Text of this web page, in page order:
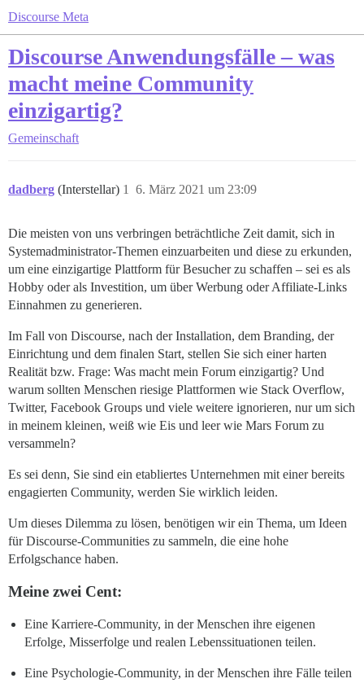
Discourse Meta
Discourse Anwendungsfälle – was
macht meine Community
einzigartig?
Gemeinschaft
dadberg (Interstellar) 6. März 2021 um 23:09
1
Die meisten von uns verbringen beträchtliche Zeit damit, sich in
Systemadministrator-Themen einzuarbeiten und diese zu erkunden,
um eine einzigartige Plattform für Besucher zu schaffen – sei es als
Hobby oder als Investition, um über Werbung oder Affiliate-Links
Einnahmen zu generieren.
Im Fall von Discourse, nach der Installation, dem Branding, der
Einrichtung und dem finalen Start, stellen Sie sich einer harten
Realität bzw. Frage: Was macht mein Forum einzigartig? Und
warum sollten Menschen riesige Plattformen wie Stack Overflow,
Twitter, Facebook Groups und viele weitere ignorieren, nur um sich
in meinem kleinen, weiß wie Eis und leer wie Mars Forum zu
versammeln?
Es sei denn, Sie sind ein etabliertes Unternehmen mit einer bereits
engagierten Community, werden Sie wirklich leiden.
Um dieses Dilemma zu lösen, benötigen wir ein Thema, um Ideen
für Discourse-Communities zu sammeln, die eine hohe
Erfolgschance haben.
Meine zwei Cent:
Eine Karriere-Community, in der Menschen ihre eigenen
Erfolge, Misserfolge und realen Lebenssituationen teilen.
Eine Psychologie-Community, in der Menschen ihre Fälle teilen